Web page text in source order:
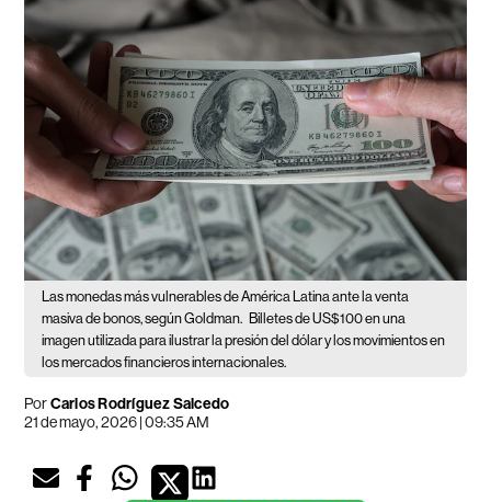
Las monedas más vulnerables de América Latina ante la venta
masiva de bonos, según Goldman. Billetes de US$100 en una
imagen utilizada para ilustrar la presión del dólar y los movimientos en
los mercados financieros internacionales.
PorCarlos Rodríguez Salcedo
21 de mayo, 2026 | 09:35 AM